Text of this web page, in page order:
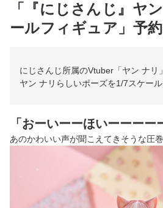
「『にじさんじ』ヤ
ールフィギュア」予約
にじさんじ所属のVtuber「ヤン ナリ
ヤン ナリらしいポーズを1/7スケール
「おーいーーほいーーーー
あのかわいい声が聞こえてきそうな圧巻